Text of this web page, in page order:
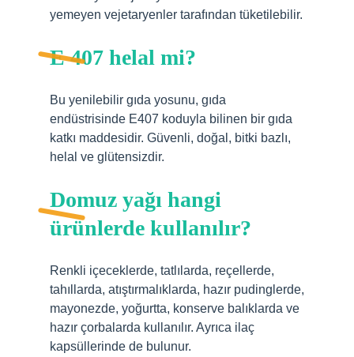
yemeyen vejetaryenler tarafından tüketilebilir.
E 407 helal mi?
Bu yenilebilir gıda yosunu, gıda
endüstrisinde E407 koduyla bilinen bir gıda
katkı maddesidir. Güvenli, doğal, bitki bazlı,
helal ve glütensizdir.
Domuz yağı hangi
ürünlerde kullanılır?
Renkli içeceklerde, tatlılarda, reçellerde,
tahıllarda, atıştırmalıklarda, hazır pudinglerde,
mayonezde, yoğurtta, konserve balıklarda ve
hazır çorbalarda kullanılır. Ayrıca ilaç
kapsüllerinde de bulunur.